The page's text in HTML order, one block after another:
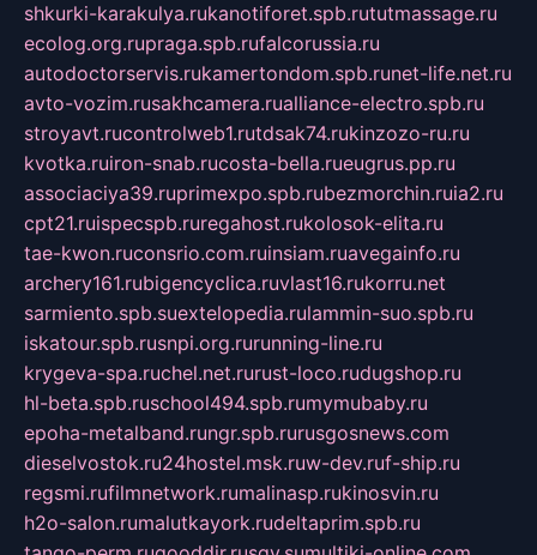
shkurki-karakulya.rukanotiforet.spb.rututmassage.ru
ecolog.org.rupraga.spb.rufalcorussia.ru
autodoctorservis.rukamertondom.spb.runet-life.net.ru
avto-vozim.rusakhcamera.rualliance-electro.spb.ru
stroyavt.rucontrolweb1.rutdsak74.rukinzozo-ru.ru
kvotka.ruiron-snab.rucosta-bella.rueugrus.pp.ru
associaciya39.ruprimexpo.spb.rubezmorchin.ruia2.ru
cpt21.ruispecspb.ruregahost.rukolosok-elita.ru
tae-kwon.ruconsrio.com.ruinsiam.ruavegainfo.ru
archery161.rubigencyclica.ruvlast16.rukorru.net
sarmiento.spb.suextelopedia.rulammin-suo.spb.ru
iskatour.spb.rusnpi.org.rurunning-line.ru
krygeva-spa.ruchel.net.rurust-loco.rudugshop.ru
hl-beta.spb.ruschool494.spb.rumymubaby.ru
epoha-metalband.rungr.spb.rurusgosnews.com
dieselvostok.ru24hostel.msk.ruw-dev.ruf-ship.ru
regsmi.rufilmnetwork.rumalinasp.rukinosvin.ru
h2o-salon.rumalutkayork.rudeltaprim.spb.ru